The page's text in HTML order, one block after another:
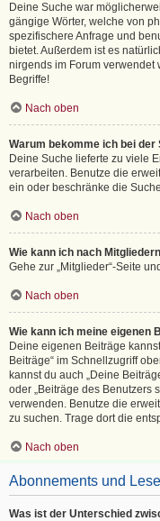
Deine Suche war
gängige Wörter, welche von
spezifischere Anfrage und
bietet. Außerdem ist es
nirgends im Forum verwendet
Begriffe!
Nach oben
Warum bekomme ich bei der
Deine Suche lieferte zu viele
verarbeiten. Benutze die
ein oder beschränke die
Nach oben
Wie kann ich nach
Gehe zur „Mitglieder“-Seite
Nach oben
Wie kann ich meine eigenen
Deine eigenen Beiträge
Beiträge“ im Schnellzugriff
kannst du auch „Deine
oder „Beiträge des Benutzers
verwenden. Benutze die
zu suchen. Trage dort die
Nach oben
Abonnements und
Was ist der Unterschied